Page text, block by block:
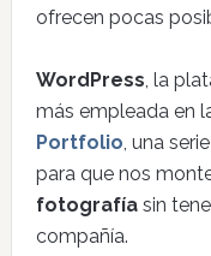
ofrecen pocas
WordPress, la
más empleada en
Portfolio, una
para que nos
fotografíasin
compañía.